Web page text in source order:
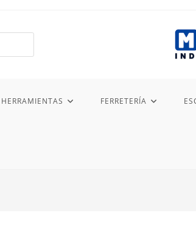
HERRAMIENTAS FERRETERÍA